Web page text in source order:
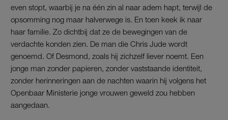
even stopt, waarbij je na één zin al naar adem hapt, terwijl de
opsomming nog maar halverwege is. En toen keek ik naar
haar familie. Zo dichtbij dat ze de bewegingen van de
verdachte konden zien. De man die Chris Jude wordt
genoemd. Of Desmond, zoals hij zichzelf liever noemt. Een
jonge man zonder papieren, zonder vaststaande identiteit,
zonder herinneringen aan de nachten waarin hij volgens het
Openbaar Ministerie jonge vrouwen geweld zou hebben
aangedaan.